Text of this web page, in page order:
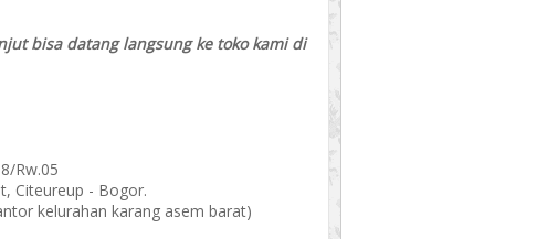
bisa datang langsung ke toko kami di
Rw.05
Citeureup - Bogor.
kelurahan karang asem barat)